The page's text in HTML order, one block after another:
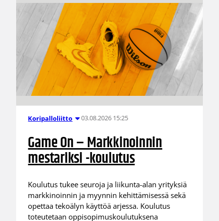
Koripalloliitto 03.08.2026 15:25
Game On – Markkinoinnin
mestariksi -koulutus
Koulutus tukee seuroja ja liikunta-alan yrityksiä
markkinoinnin ja myynnin kehittämisessä sekä
opettaa tekoälyn käyttöä arjessa. Koulutus
toteutetaan oppisopimuskoulutuksena